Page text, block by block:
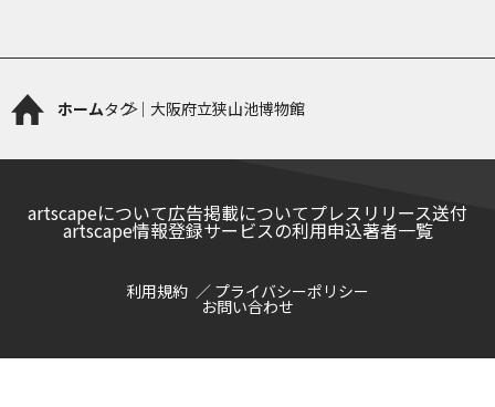
ホームタグ｜大阪府立狭山池博物館
artscapeについて広告掲載についてプレスリリース送付
artscape情報登録サービスの利用申込著者一覧
利用規約 プライバシーポリシー
お問い合わせ